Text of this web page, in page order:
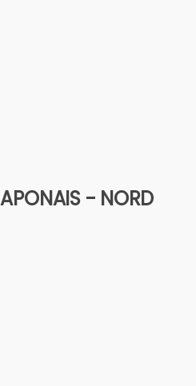
- NORD